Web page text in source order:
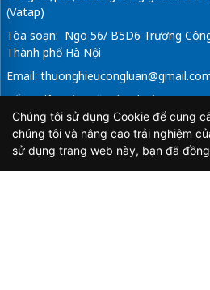
(Vatap)
Tòa soạn: Ngõ 56/ B5D6 Trương
Thành phố Hà Nội
Email:
Tổng Biên Tập: Vũ Đức Thuận
Giấy phép hoạt động báo chí điện tử
Thông tin và Truyền thông cấp ngày
Chúng tôi sử dụng Cookie để cung
chúng tôi và nâng cao trải nghiệm
sử dụng trang web này, bạn đã